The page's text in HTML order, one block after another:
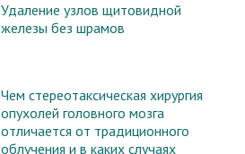
Удаление узлов щитовидной
железы без шрамов
Чем стереотаксическая хирургия
опухолей головного мозга
отличается от традиционного
облучения и в каких случаях